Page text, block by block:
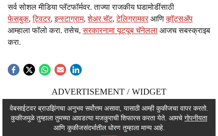
सर्व सोशल मीडिया प्लॅटफॉर्मवर. ताज्या राजकीय घडामोडींसाठी
फेसबुक,ट्विटर,इन्स्टाग्राम,शेअर चॅट,टेलिग्रामवर आणिव्हॉट्सॲप
आम्हाला फॉलो करा. तसेच,सरकारनामा यूट्यूब चॅनेलला आजच सबस्क्राइब
करा.
ADVERTISEMENT / WIDGET
ADVERTISEMENT / WIDGET
ADVERTISEMENT / WIDGET
वेबसाईटवर ब्राउझिंगचा अनुभव सर्वोत्तम असावा, यासाठी आम्ही कुकीजचा वापर करतो.
कुकीजमुळे तुम्हाला तुमच्या आवडत्या मजकुराची शिफारस करता येते. आमचे गोपनीयता
आणि कुकीजसंदर्भातील धोरण तुम्हाला मान्य आहे.